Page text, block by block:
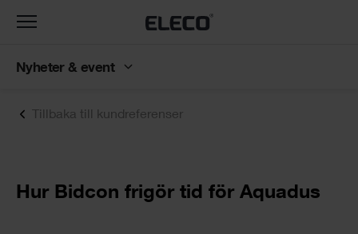
Tillbaka till kundreferenser
Hur Bidcon frigör tid för Aquadus
Toggle
Nyheter & event